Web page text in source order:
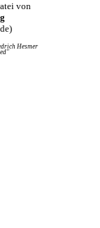
von
Hesmer